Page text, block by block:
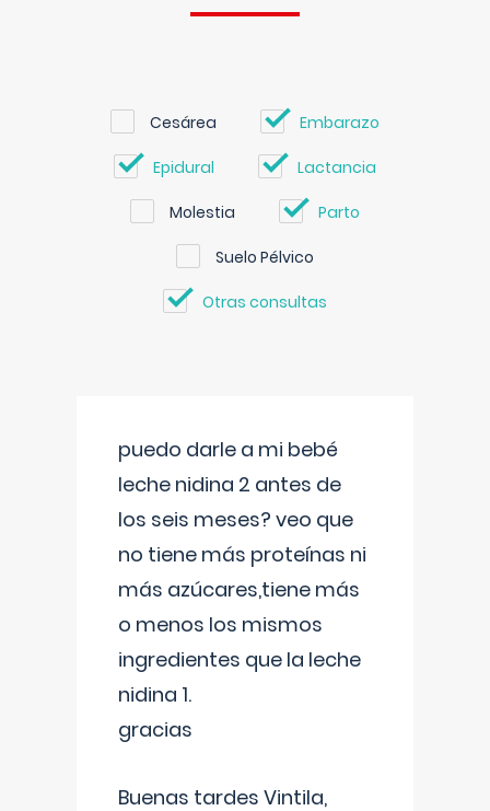
Cesárea Embarazo
Epidural Lactancia
Molestia Parto
Suelo Pélvico
Otras consultas
puedo darle a mi bebé
leche nidina 2 antes de
los seis meses? veo que
no tiene más proteínas ni
más azúcares,tiene más
o menos los mismos
ingredientes que la leche
nidina 1.
gracias
Buenas tardes Vintila,